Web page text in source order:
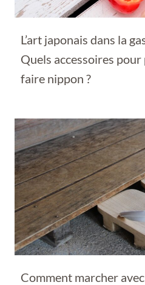
L’art japonais dans la
Quels accessoires
faire nippon ?
Comment marcher